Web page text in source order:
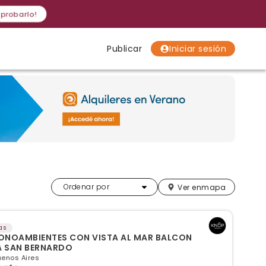
probarlo!
Localidades
Localidades
Localidades
Publicar Iniciar sesión
Ordenar por
Más relevantes Ver enmapa
CON VISTA AL MAR BALCON
SAN BERNARDO
Aires